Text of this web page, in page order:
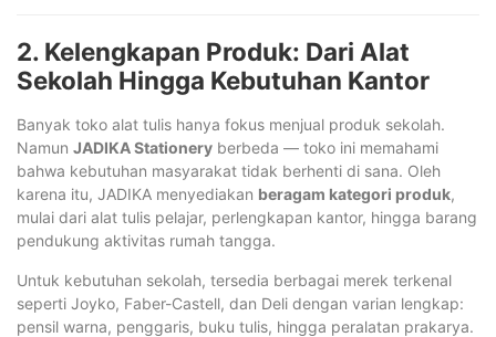
2. Kelengkapan Produk: Dari Alat
Sekolah Hingga Kebutuhan Kantor
Banyak toko alat tulis hanya fokus menjual produk sekolah.
Namun JADIKA Stationery berbeda — toko ini memahami
bahwa kebutuhan masyarakat tidak berhenti di sana. Oleh
karena itu, JADIKA menyediakan beragam kategori produk,
mulai dari alat tulis pelajar, perlengkapan kantor, hingga barang
pendukung aktivitas rumah tangga.
Untuk kebutuhan sekolah, tersedia berbagai merek terkenal
seperti Joyko, Faber-Castell, dan Deli dengan varian lengkap:
pensil warna, penggaris, buku tulis, hingga peralatan prakarya.